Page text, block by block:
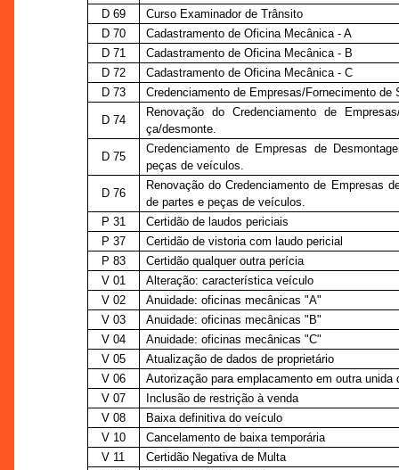
D 69
Curso Examinador de Trânsito
D 70
Cadastramento de Oficina Mecânica - A
D 71
Cadastramento de Oficina Mecânica - B
D 72
Cadastramento de Oficina Mecânica - C
D 73
Credenciamento de Empresas/Fornecimento
D 74
Renovação do Credenciamento de
ça/desmonte.
D 75
Credenciamento de Empresas de
peças de veículos.
D 76
Renovação do Credenciamento de Empresas
de partes e peças de veículos.
P 31
Certidão de laudos periciais
P 37
Certidão de vistoria com laudo pericial
P 83
Certidão qualquer outra perícia
V 01
Alteração: característica veículo
V 02
Anuidade: oficinas mecânicas "A"
V 03
Anuidade: oficinas mecânicas "B"
V 04
Anuidade: oficinas mecânicas "C"
V 05
Atualização de dados de proprietário
V 06
Autorização para emplacamento em outra unida
V 07
Inclusão de restrição à venda
V 08
Baixa definitiva do veículo
V 10
Cancelamento de baixa temporária
V 11
Certidão Negativa de Multa